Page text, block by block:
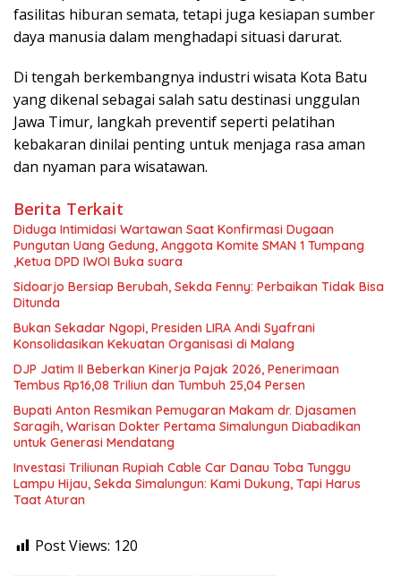
fasilitas hiburan semata, tetapi juga kesiapan sumber
daya manusia dalam menghadapi situasi darurat.
Di tengah berkembangnya industri wisata Kota Batu
yang dikenal sebagai salah satu destinasi unggulan
Jawa Timur, langkah preventif seperti pelatihan
kebakaran dinilai penting untuk menjaga rasa aman
dan nyaman para wisatawan.
Berita Terkait
Diduga Intimidasi Wartawan Saat Konfirmasi Dugaan
Pungutan Uang Gedung, Anggota Komite SMAN 1 Tumpang
,Ketua DPD IWOI Buka suara
Sidoarjo Bersiap Berubah, Sekda Fenny: Perbaikan Tidak Bisa
Ditunda
Bukan Sekadar Ngopi, Presiden LIRA Andi Syafrani
Konsolidasikan Kekuatan Organisasi di Malang
DJP Jatim II Beberkan Kinerja Pajak 2026, Penerimaan
Tembus Rp16,08 Triliun dan Tumbuh 25,04 Persen
Bupati Anton Resmikan Pemugaran Makam dr. Djasamen
Saragih, Warisan Dokter Pertama Simalungun Diabadikan
untuk Generasi Mendatang
Investasi Triliunan Rupiah Cable Car Danau Toba Tunggu
Lampu Hijau, Sekda Simalungun: Kami Dukung, Tapi Harus
Taat Aturan
Post Views: 120